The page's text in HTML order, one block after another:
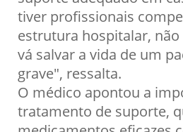
tiver profissionais
estrutura hospitalar,
vá salvar a vida de um
grave", ressalta.
O médico apontou a
tratamento de suporte,